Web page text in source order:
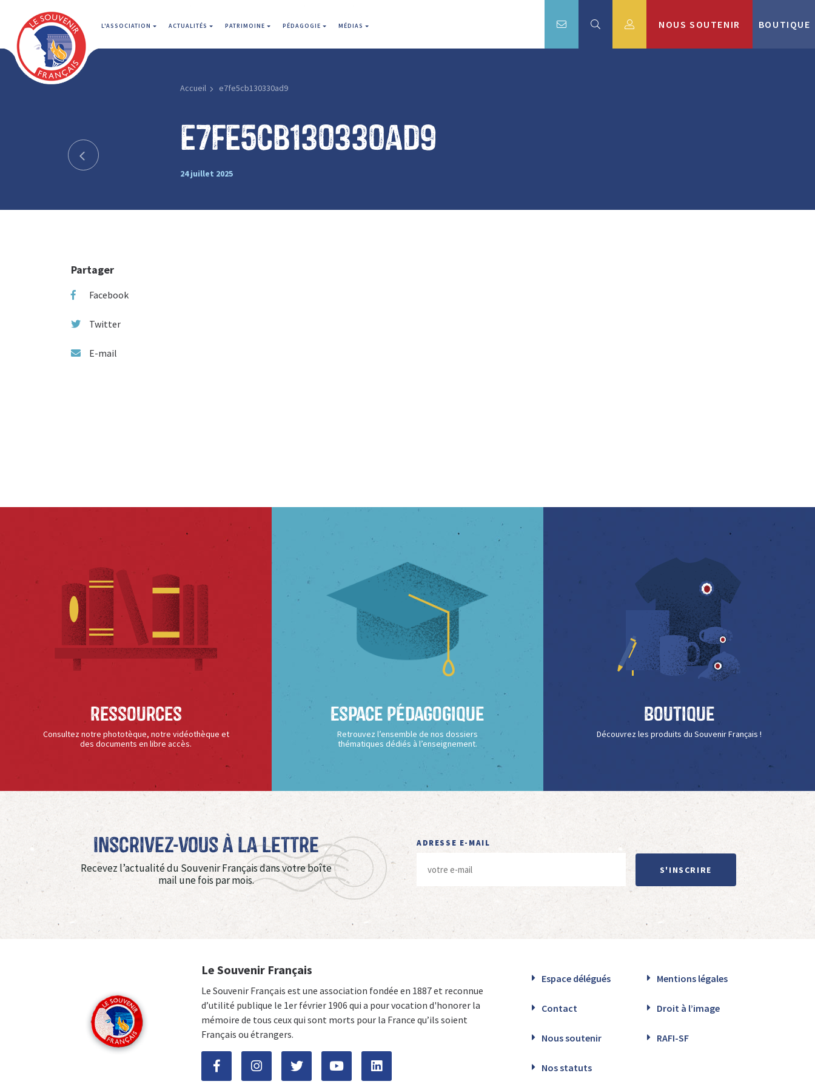
L'ASSOCIATION ACTUALITÉS PATRIMOINE PÉDAGOGIE MÉDIAS NOUS SOUTENIR BOUTIQUE
Accueil e7fe5cb130330ad9
e7fe5cb130330ad9
24 juillet 2025
Partager
Facebook
Twitter
E-mail
Ressources
Consultez notre phototèque, notre vidéothèque et
des documents en libre accès.
Espace Pédagogique
Retrouvez l’ensemble de nos dossiers
thématiques dédiés à l’enseignement.
Boutique
Découvrez les produits du Souvenir Français !
Inscrivez-vous à La Lettre
Recevez l’actualité du Souvenir Français dans votre boîte
mail une fois par mois.
ADRESSE E-MAIL
S'INSCRIRE
Le Souvenir Français
Le Souvenir Français est une association fondée en 1887 et reconnue
d’utilité publique le 1er février 1906 qui a pour vocation d'honorer la
mémoire de tous ceux qui sont morts pour la France qu’ils soient
Français ou étrangers.
Espace délégués Mentions légales
Contact Droit à l’image
Nous soutenir RAFI-SF
Nos statuts